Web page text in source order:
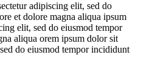
adipiscing elit, sed do
et dolore magna aliqua ipsum
elit, sed do eiusmod tempor
aliqua orem ipsum dolor sit
do eiusmod tempor incididunt